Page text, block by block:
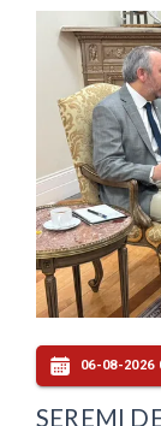
06-08-2026
SEREMI